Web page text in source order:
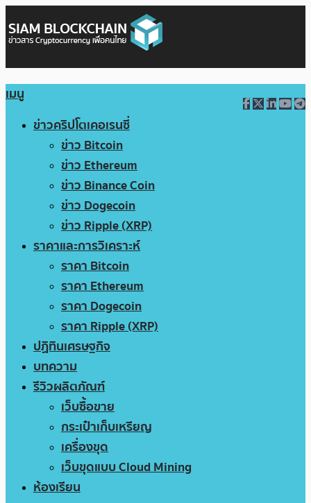
เมนู
ข่าวคริปโตเคอเรนซี่
ข่าว Bitcoin
ข่าว Ethereum
ข่าว Binance Coin
ข่าว Dogecoin
ข่าว Ripple (XRP)
ราคาและการวิเคราะห์
ราคา Bitcoin
ราคา Ethereum
ราคา Dogecoin
ราคา Ripple (XRP)
ปฏิทินเศรษฐกิจ
บทความ
รีวิวผลิตภัณฑ์
เว็บซื้อขาย
กระเป๋าเก็บเหรียญ
เครื่องขุด
เว็บขุดแบบ Cloud Mining
ห้องเรียน